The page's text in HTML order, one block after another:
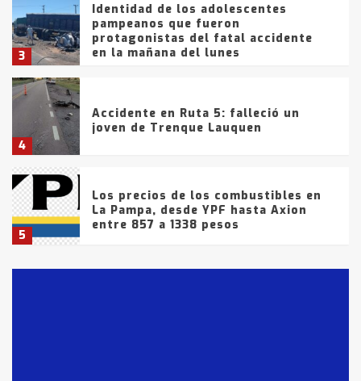
3
Identidad de los adolescentes
pampeanos que fueron
protagonistas del fatal accidente
en la mañana del lunes
4
Accidente en Ruta 5: falleció un
joven de Trenque Lauquen
5
Los precios de los combustibles en
La Pampa, desde YPF hasta Axion
entre 857 a 1338 pesos